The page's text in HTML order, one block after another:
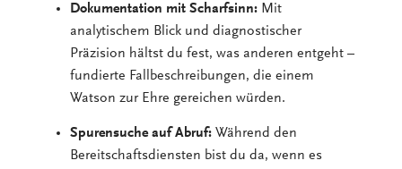
Dokumentation mit Scharfsinn: Mit
analytischem Blick und diagnostischer
Präzision hältst du fest, was anderen entgeht –
fundierte Fallbeschreibungen, die einem
Watson zur Ehre gereichen würden.
Spurensuche auf Abruf: Während den
Bereitschaftsdiensten bist du da, wenn es